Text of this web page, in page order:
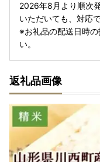
2026年8月より順次
いただいても、対応
※お礼品の配送日時
い。
返礼品画像